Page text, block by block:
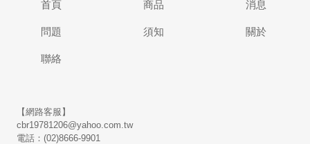
首頁 商品 消息
問題 須知 關於
聯絡
【網路客服】
cbr19781206@yahoo.com.tw
電話：(02)8666-9901